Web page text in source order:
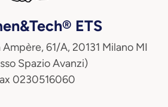
ETS
61/A, 20131 Milano MI
Spazio Avanzi)
0230516060